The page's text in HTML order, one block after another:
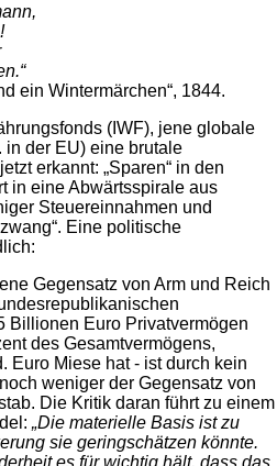
ein Wintermärchen“, 1844.
(IWF), jene globale
in der EU) eine brutale
erkannt: „Sparen“ in den
in eine Abwärtsspirale aus
Steuereinnahmen und
Eine politische
Gegensatz von Arm und Reich
Billionen Euro Privatvermögen
des Gesamtvermögens,
Euro Miese hat - ist durch kein
weniger der Gegensatz von
Die Kritik daran führt zu einem
„Die materielle Basis ist zu
sie geringschätzen könnte.
es für wichtig hält, dass das